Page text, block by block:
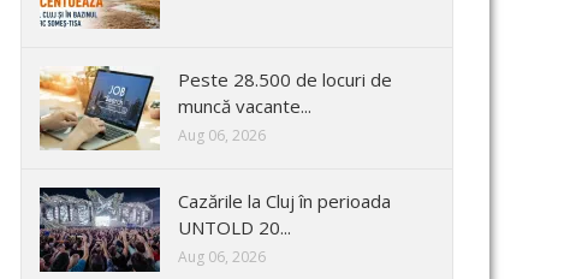
Peste 28.500 de locuri de
muncă vacante...
Aug 06, 2026
Cazările la Cluj în perioada
UNTOLD 20...
Aug 06, 2026